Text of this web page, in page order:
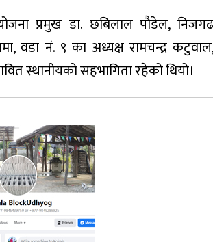
प्रमुख डा. छबिलाल पौडेल,
वडा नं. ९ का अध्यक्ष रामचन्द्र
स्थानीयको सहभागिता रहेको थियो।